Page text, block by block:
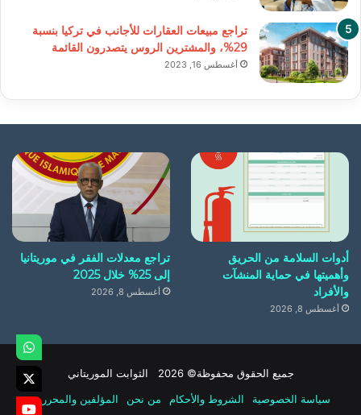
تراجع مبيعات العقارات للأجانب في تركيا بنسبة
29%، والمشترين الروس يتصدرون القائمة
أغسطس 16, 2023
أدوات السلامة من الحريق
وأهميتها في حماية المنشآت
والأفراد
أغسطس 8, 2026
تراجع معدلات الفقر في موريتانيا
إلى 25% خلال 2025
أغسطس 8, 2026
جميع الحقوق محفوظة© 2026 الثوابت الموريتاني
سياسة الخصوصية
الشروط والأحكام من نحن المؤلفين والمحررين